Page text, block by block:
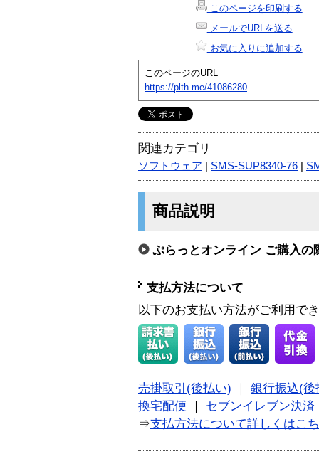
このページを印刷する
メールでURLを送る
お気に入りに追加する
このページのURL
https://plth.me/41086280
関連カテゴリ
ソフトウェア SMS-SUP8340-76
商品説明
ぷらっとオンライン ご購入の
支払方法について
以下のお支払い方法がご利用で
売掛取引(後払い)
銀行振込(後
換宅配便
セブンイレブン決済
⇒支払方法について詳しくはこ